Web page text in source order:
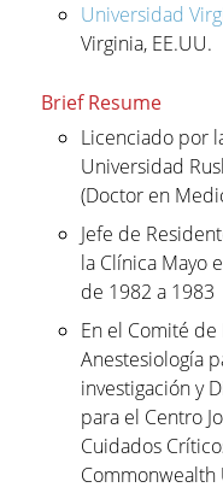
Universidad
Virginia, EE.UU.
Brief Resume
Licenciado por
Universidad
(Doctor en
Jefe de
la Clínica Mayo
de 1982 a 1983
En el Comité
Anestesiología
investigación y
para el Centro
Cuidados
Commonwealth